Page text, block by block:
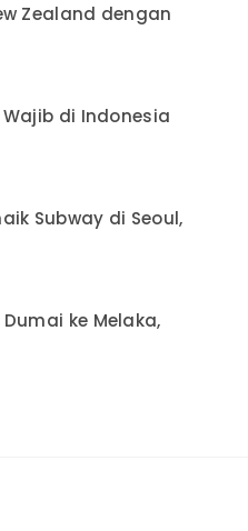
Zealand dengan
di Indonesia
Subway di Seoul,
ke Melaka,